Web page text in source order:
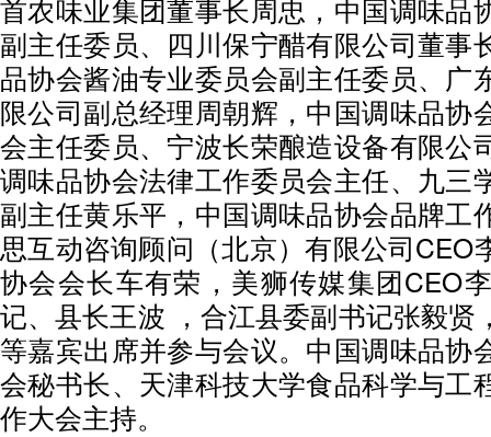
首农味业集团董事长周忠，中国调味品
副主任委员、四川保宁醋有限公司董事
品协会酱油专业委员会副主任委员、广
限公司副总经理周朝辉，中国调味品协
会主任委员、宁波长荣酿造设备有限公
调味品协会法律工作委员会主任、九三
副主任黄乐平，中国调味品协会品牌工
思互动咨询顾问（北京）有限公司CEO
协会会长车有荣，美狮传媒集团CEO
记、县长王波 ，合江县委副书记张毅贤
等嘉宾出席并参与会议。中国调味品协
会秘书长、天津科技大学食品科学与工
作大会主持。